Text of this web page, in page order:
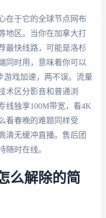
在于它的全球节点网布
地区。当你在加拿大打
最快线路，可能是洛杉
同时用，意味着你可以
游戏加速，两不误。流量
术区分影音和普通浏
线独享100M带宽，看4K
看春晚的难题同样受
清无缓冲直播。售后团
随时在线。
么解除的简